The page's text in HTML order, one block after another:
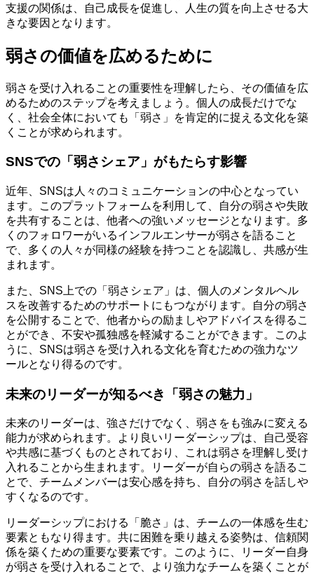
支援の関係は、自己成長を促進し、人生の質を向上させる大
きな要因となります。
弱さの価値を広めるために
弱さを受け入れることの重要性を理解したら、その価値を広
めるためのステップを考えましょう。個人の成長だけでな
く、社会全体においても「弱さ」を肯定的に捉える文化を築
くことが求められます。
SNSでの「弱さシェア」がもたらす影響
近年、SNSは人々のコミュニケーションの中心となってい
ます。このプラットフォームを利用して、自分の弱さや失敗
を共有することは、他者への強いメッセージとなります。多
くのフォロワーがいるインフルエンサーが弱さを語ること
で、多くの人々が同様の経験を持つことを認識し、共感が生
まれます。
また、SNS上での「弱さシェア」は、個人のメンタルヘル
スを改善するためのサポートにもつながります。自分の弱さ
を公開することで、他者からの励ましやアドバイスを得るこ
とができ、不安や孤独感を軽減することができます。このよ
うに、SNSは弱さを受け入れる文化を育むための強力なツ
ールとなり得るのです。
未来のリーダーが知るべき「弱さの魅力」
未来のリーダーは、強さだけでなく、弱さをも強みに変える
能力が求められます。より良いリーダーシップは、自己受容
や共感に基づくものとされており、これは弱さを理解し受け
入れることから生まれます。リーダーが自らの弱さを語るこ
とで、チームメンバーは安心感を持ち、自分の弱さを話しや
すくなるのです。
リーダーシップにおける「脆さ」は、チームの一体感を生む
要素ともなり得ます。共に困難を乗り越える姿勢は、信頼関
係を築くための重要な要素です。このように、リーダー自身
が弱さを受け入れることで、より強力なチームを築くことが